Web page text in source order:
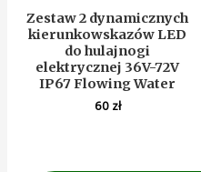
Zestaw 2 dynamicznych
kierunkowskazów LED
do hulajnogi
elektrycznej 36V-72V
IP67 Flowing Water
60 zł